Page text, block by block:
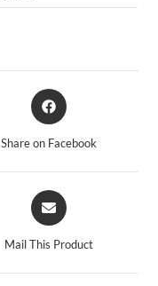
Share on Facebook
Mail This Product